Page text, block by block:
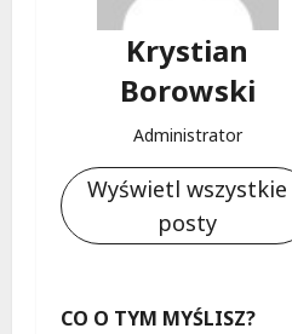
Krystian
Borowski
Administrator
Wyświetl wszystkie
posty
CO O TYM MYŚLISZ?